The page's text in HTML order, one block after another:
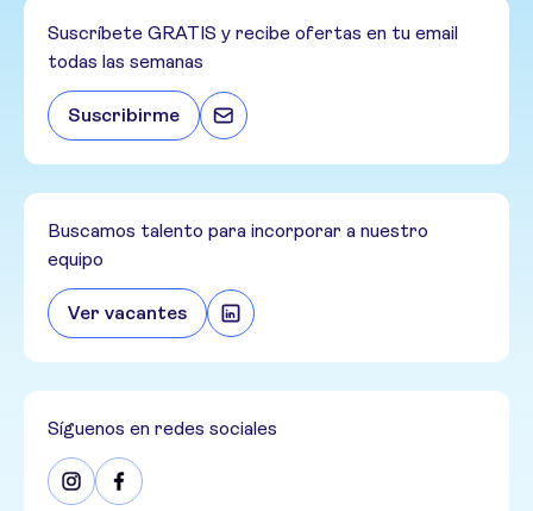
Suscríbete GRATIS y recibe ofertas en tu email
todas las semanas
Suscribirme
Buscamos talento para incorporar a nuestro
equipo
Ver vacantes
Síguenos en redes sociales